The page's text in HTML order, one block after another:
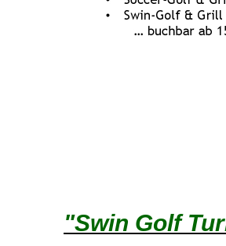
"Swin Golf